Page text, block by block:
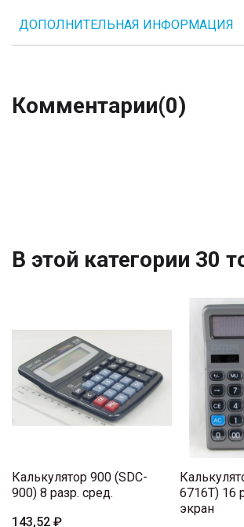
ДОПОЛНИТЕЛЬНАЯ ИНФОРМАЦИЯ
Комментарии(0)
В этой категории 30
Калькулятор 900 (SDC-
900) 8 разр. сред.
143,52 ₽
6716T) 16
экран